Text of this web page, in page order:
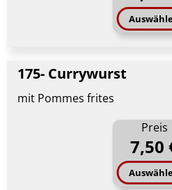
175- Currywurst
mit Pommes frites
Preis
7,50